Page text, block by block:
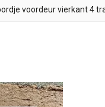
voordeur vierkant 4